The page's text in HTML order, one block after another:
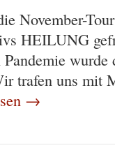
November-
HEILUNG
trafen uns mit
→